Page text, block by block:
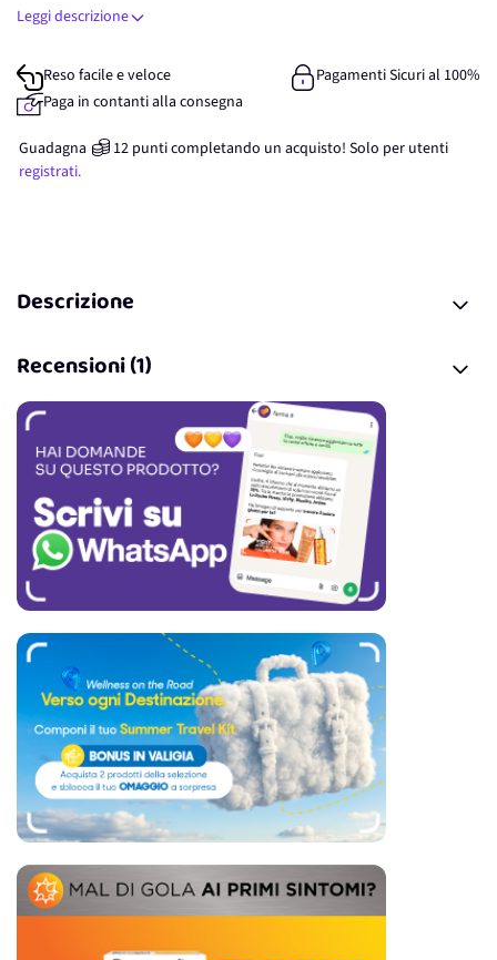
Leggi descrizione
Reso facile e veloce
Pagamenti Sicuri al 100%
Paga in contanti alla consegna
Guadagna 12 punticompletando un acquisto! Solo per utenti
registrati.
Descrizione
Recensioni (1)